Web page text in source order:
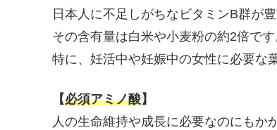
日本人に不足しがちなビタミンB群が豊
その含有量は白米や小麦粉の約2倍です
特に、妊活中や妊娠中の女性に必要な
【必須アミノ酸】
人の生命維持や成長に必要なのにもか